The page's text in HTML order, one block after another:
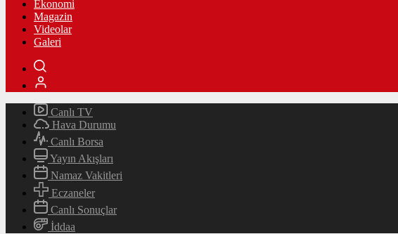
Ekonomi
Magazin
Videolar
Galeri
Canlı TV
Hava Durumu
Canlı Borsa
Yayın Akışları
Namaz Vakitleri
Eczaneler
Canlı Sonuçlar
İddaa